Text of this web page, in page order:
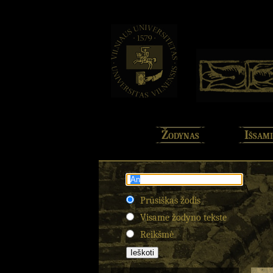
Žodynas
Prūsiškas žodis
Visame žodyno tekste
Reikšmė